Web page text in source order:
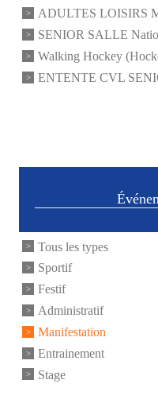
ADULTES LOISIRS
SENIOR SALLE
Walking Hockey
ENTENTE CVL
Tous les types
Sportif
Festif
Administratif
Manifestation
Entrainement
Stage